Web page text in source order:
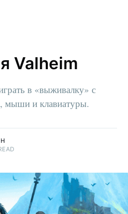
Valheim
в «выживалку» с
и клавиатуры.